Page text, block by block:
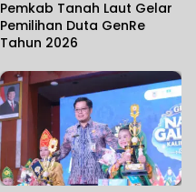
Pemkab Tanah Laut Gelar
Pemilihan Duta GenRe
Tahun 2026